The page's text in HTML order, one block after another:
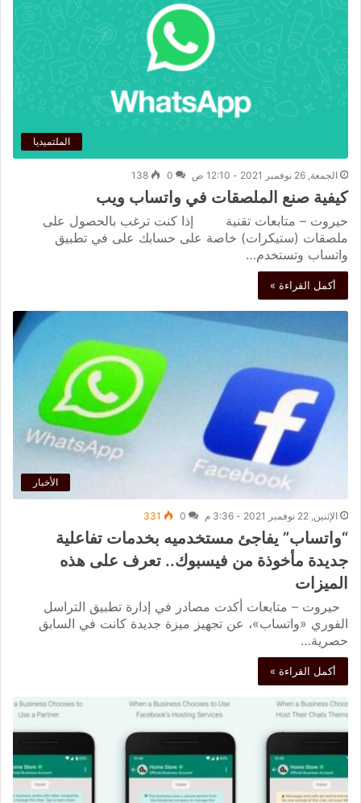
الملتميديا
الجمعة, 26 نوفمبر 2021 - 12:10 ص 0
138
كيفية صنع الملصقات في واتساب ويب
حيروت – متابعات تقنية إذا كنت ترغب بالحصول على
ملصقات (ستيكرات) خاصة على حسابك على في تطبيق
واتساب وتستخدم…
أكمل القراءة »
الأخبار
الإثنين, 22 نوفمبر 2021 - 3:36 م 0
331
“واتساب” يفاجئ مستخدميه بخدمات تفاعلية
جديدة مأخوذة من فيسبوك.. تعرف على هذه
الميزات
حيروت – متابعات أكدت مصادر في إدارة تطبيق التراسل
الفوري «واتساب»، عن تجهيز ميزة جديدة كانت في السابق
حصرية…
أكمل القراءة »